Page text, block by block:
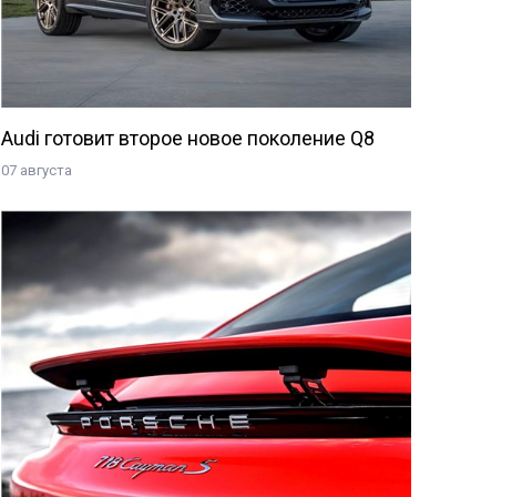
Audi готовит второе новое поколение Q8
07 августа